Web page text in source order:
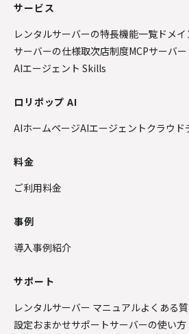
サービス
レンタルサーバーの特長機能一覧 ドメ
サーバーの仕様取次店制度MCPサーバ
AIエージェント Skills
ロリポップ AI
AIホームページAIエージェントクラウド
料金
ご利用料金
事例
導入事例紹介
サポート
レンタルサーバー マニュアルよくある
設定おまかせサポートサーバーの使い